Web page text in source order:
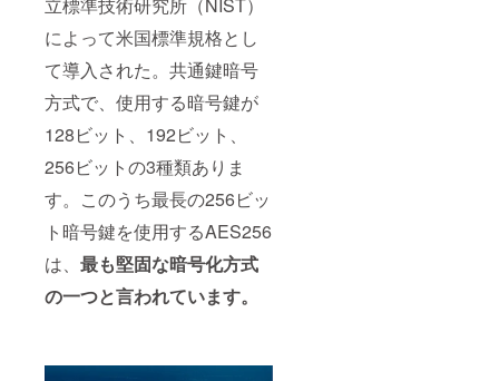
によって米国標準規格とし
て導入された。共通鍵暗号
方式で、使用する暗号鍵が
128ビット、192ビット、
256ビットの3種類ありま
す。このうち最長の256ビッ
ト暗号鍵を使用するAES256
は、 最も堅固な暗号化方式
の一つと言われています。